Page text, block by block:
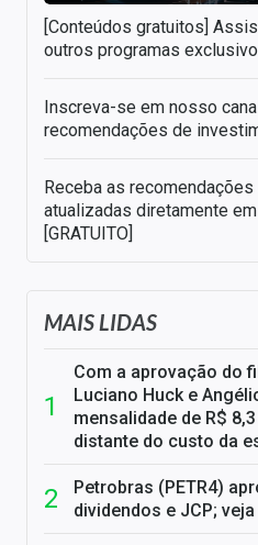
[Conteúdos gratuitos]
outros programas
Inscreva-se em nosso
recomendações de
Receba as
atualizadas diretamente
[GRATUITO]
MAIS LIDAS
Com a aprovação do
Luciano Huck e
mensalidade de R$
distante do custo da
Petrobras (PETR4)
dividendos e JCP;